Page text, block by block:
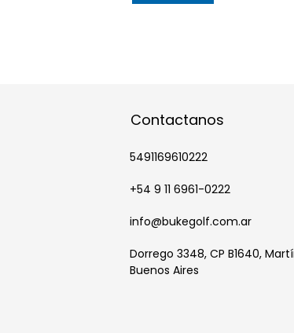
Contactanos
5491169610222
+54 9 11 6961-0222
info@bukegolf.com.ar
Dorrego 3348, CP B1640,
Buenos Aires